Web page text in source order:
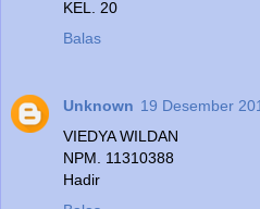
KEL. 20
Balas
Unknown 19 Desember
VIEDYA WILDAN
NPM. 11310388
Hadir